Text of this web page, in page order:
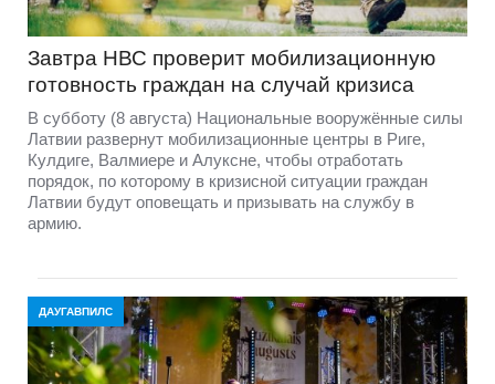
Завтра НВС проверит мобилизационную
готовность граждан на случай кризиса
В субботу (8 августа) Национальные вооружённые силы
Латвии развернут мобилизационные центры в Риге,
Кулдиге, Валмиере и Алуксне, чтобы отработать
порядок, по которому в кризисной ситуации граждан
Латвии будут оповещать и призывать на службу в
армию.
ДАУГАВПИЛС